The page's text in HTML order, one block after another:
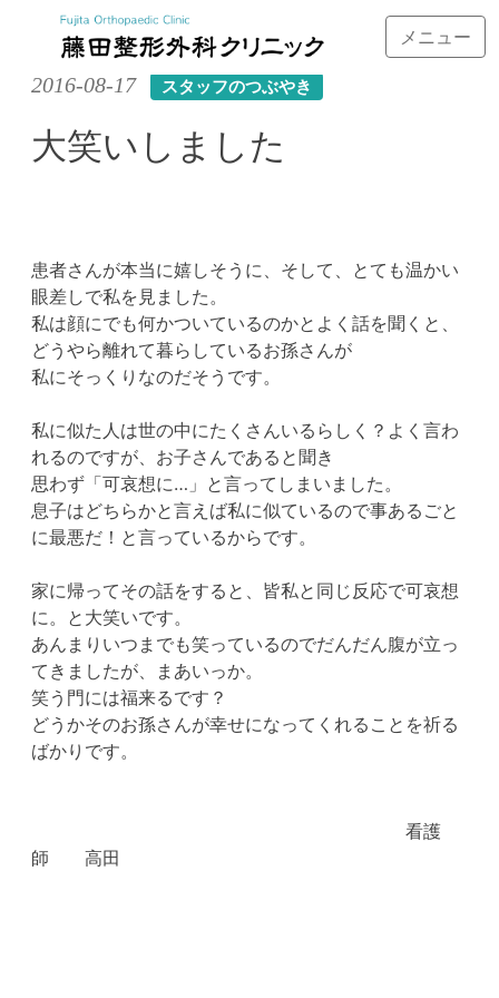
メニュー
2016-08-17 スタッフのつぶやき
大笑いしました
患者さんが本当に嬉しそうに、そして、とても温かい
眼差しで私を見ました。
私は顔にでも何かついているのかとよく話を聞くと、
どうやら離れて暮らしているお孫さんが
私にそっくりなのだそうです。
私に似た人は世の中にたくさんいるらしく？よく言わ
れるのですが、お子さんであると聞き
思わず「可哀想に…」と言ってしまいました。
息子はどちらかと言えば私に似ているので事あるごと
に最悪だ！と言っているからです。
家に帰ってその話をすると、皆私と同じ反応で可哀想
に。と大笑いです。
あんまりいつまでも笑っているのでだんだん腹が立っ
てきましたが、まあいっか。
笑う門には福来るです？
どうかそのお孫さんが幸せになってくれることを祈る
ばかりです。
看護
師 高田